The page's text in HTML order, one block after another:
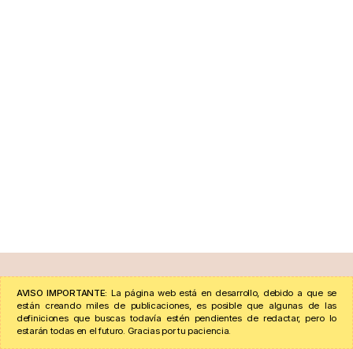
AVISO IMPORTANTE: La página web está en desarrollo, debido a que se
están creando miles de publicaciones, es posible que algunas de las
definiciones que buscas todavía estén pendientes de redactar, pero lo
estarán todas en el futuro. Gracias por tu paciencia.